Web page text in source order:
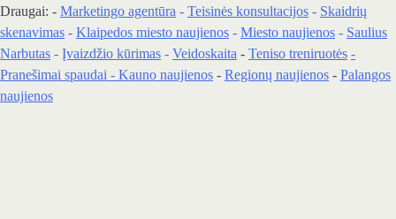
Draugai: - Marketingo agentūra - Teisinės konsultacijos - Skaidrių
skenavimas - Klaipedos miesto naujienos - Miesto naujienos - Saulius
Narbutas - Įvaizdžio kūrimas - Veidoskaita - Teniso treniruotės -
Pranešimai spaudai - Kauno naujienos - Regionų naujienos - Palangos
naujienos